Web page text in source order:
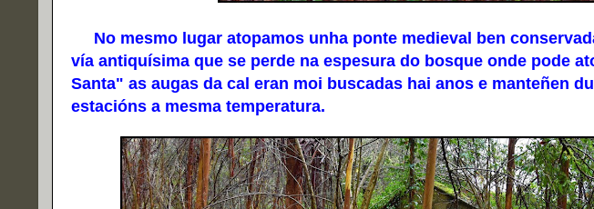
No mesmo lugar atopamos unha ponte medieval ben
vía antiquísima que se perde na espesura do bosque onde pode
Santa" as augas da cal eran moi buscadas hai anos e manteñen
estacións a mesma temperatura.